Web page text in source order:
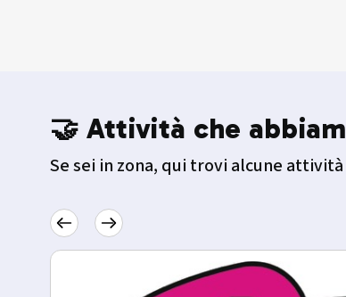
🤝 Attività che
Se sei in zona, qui trovi alcune